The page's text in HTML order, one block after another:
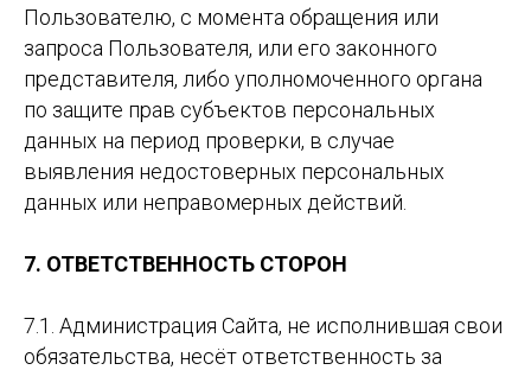
Пользователю, с момента обращения или
запроса Пользователя, или его законного
представителя, либо уполномоченного органа
по защите прав субъектов персональных
данных на период проверки, в случае
выявления недостоверных персональных
данных или неправомерных действий.
7. ОТВЕТСТВЕННОСТЬ СТОРОН
7.1. Администрация Сайта, не исполнившая свои
обязательства, несёт ответственность за